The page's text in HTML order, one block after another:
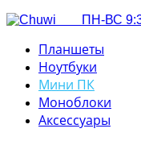
ПН-ВС
Планшеты
Ноутбуки
Мини ПК
Моноблоки
Аксессуары